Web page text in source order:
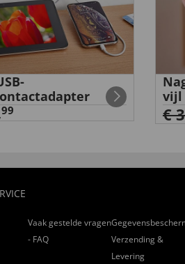
99
vijl
€
Vaak gestelde vragen
- FAQ
Verzending &
Levering